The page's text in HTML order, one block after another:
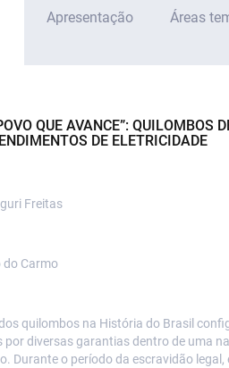
Apresentação Áreas
QUE AVANCE”: QUILOMBOS
DE ELETRICIDADE
Freitas
do Carmo
quilombos na História do Brasil
por diversas garantias dentro de uma
Durante o período da escravidão